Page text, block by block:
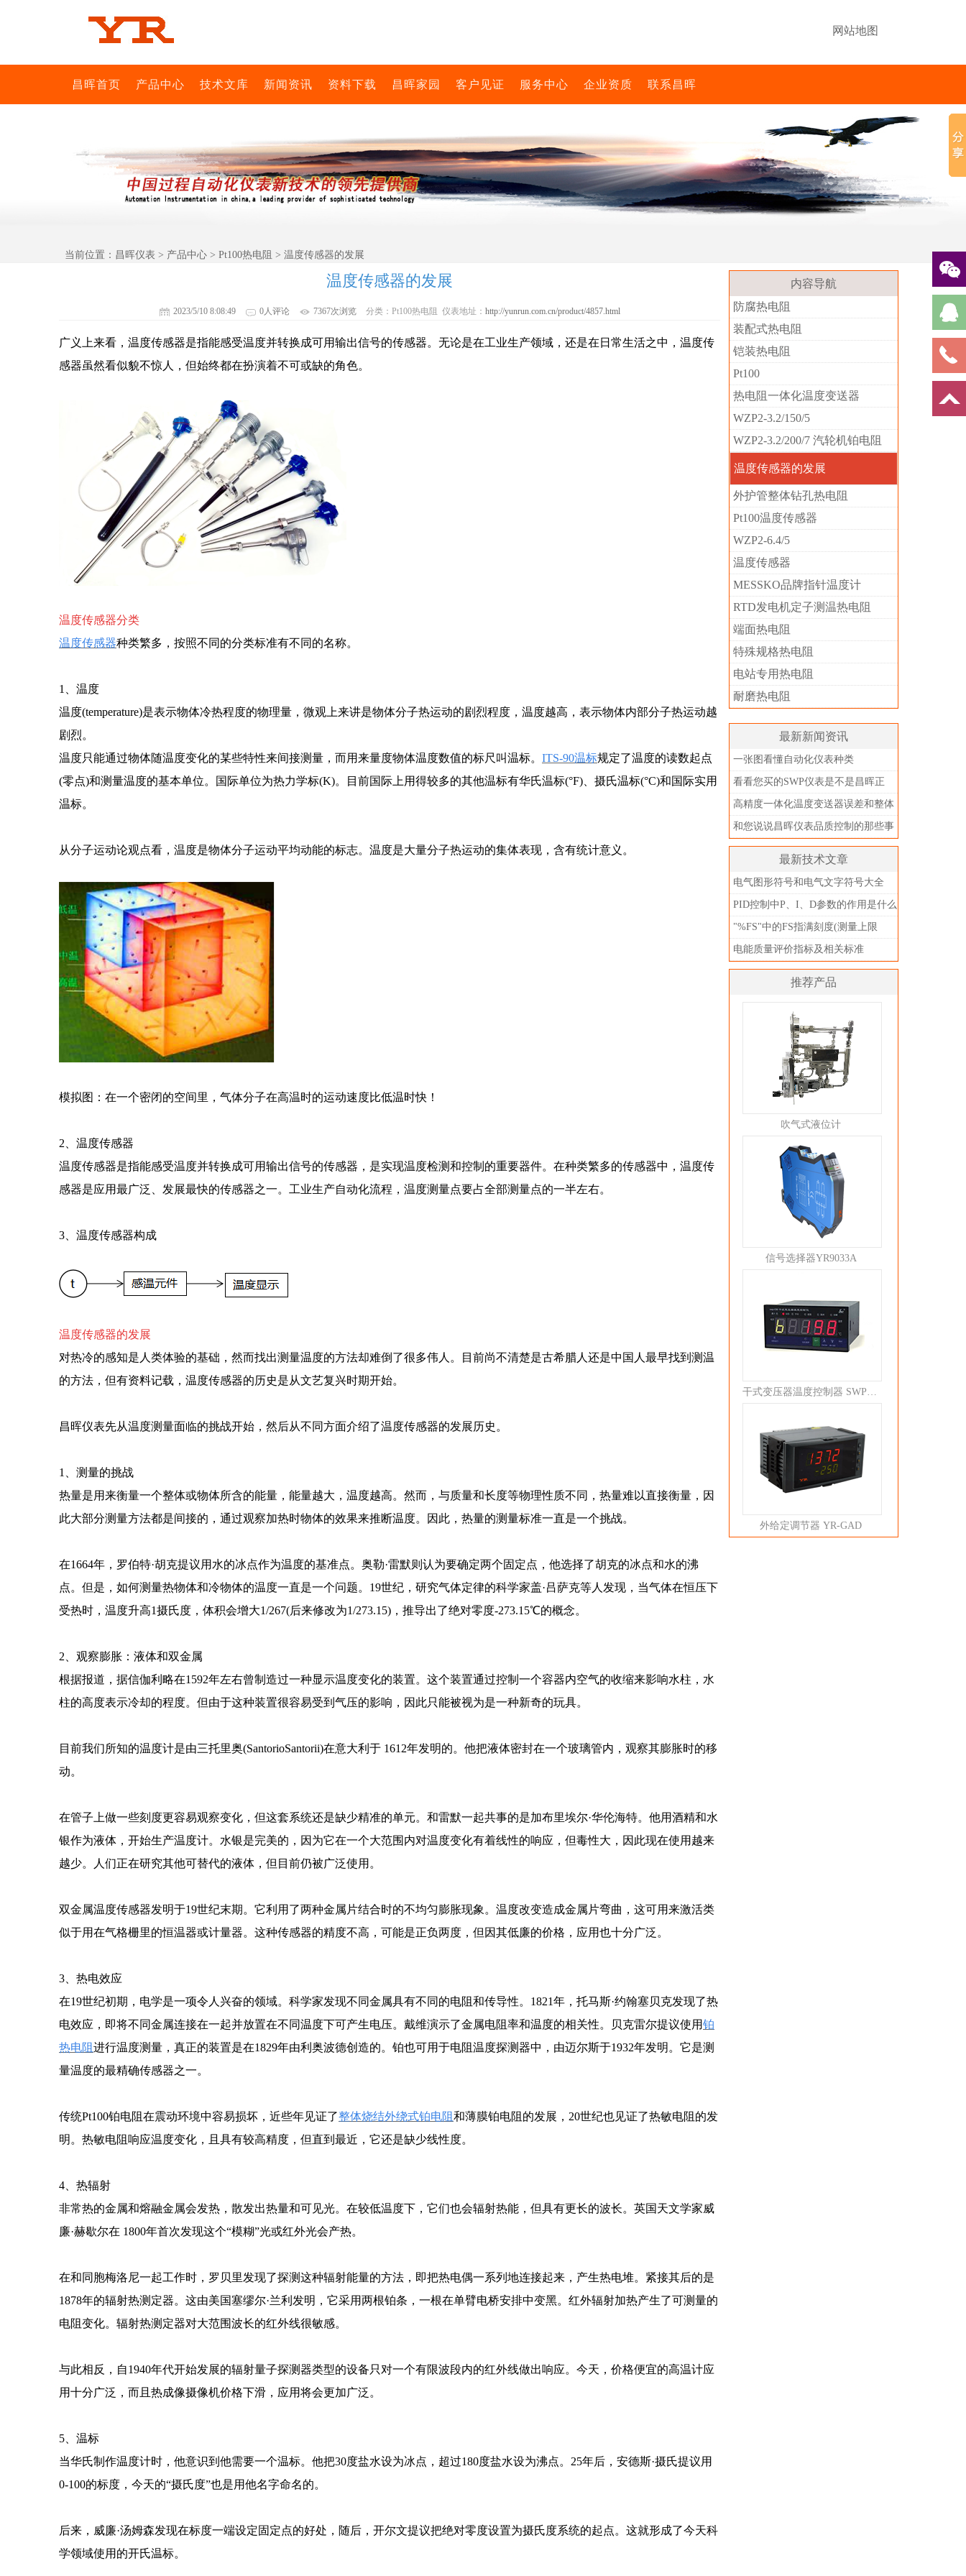
网站地图
昌晖首页 产品中心 技术文库 新闻资讯 资料下载 昌晖家园 客户见证 服务中心 企业资质 联系昌晖
当前位置： 昌晖仪表 > 产品中心 > Pt100热电阻 > 温度传感器的发展
温度传感器的发展
2023/5/10 8:08:49 0人评论 7367次浏览 分类：Pt100热电阻 仪表地址：http://yunrun.com.cn/product/4857.html
广义上来看，温度传感器是指能感受温度并转换成可用输出信号的传感器。无论是在工业生产领域，还是在日常生活之中，温度传
感器虽然看似貌不惊人，但始终都在扮演着不可或缺的角色。
温度传感器分类
温度传感器种类繁多，按照不同的分类标准有不同的名称。
1、温度
温度(temperature)是表示物体冷热程度的物理量，微观上来讲是物体分子热运动的剧烈程度，温度越高，表示物体内部分子热运动越
剧烈。
温度只能通过物体随温度变化的某些特性来间接测量，而用来量度物体温度数值的标尺叫温标。 ITS-90温标规定了温度的读数起点
(零点)和测量温度的基本单位。国际单位为热力学标(K)。目前国际上用得较多的其他温标有华氏温标(°F)、摄氏温标(°C)和国际实用
温标。
从分子运动论观点看，温度是物体分子运动平均动能的标志。温度是大量分子热运动的集体表现，含有统计意义。
模拟图：在一个密闭的空间里，气体分子在高温时的运动速度比低温时快！
2、温度传感器
温度传感器是指能感受温度并转换成可用输出信号的传感器，是实现温度检测和控制的重要器件。在种类繁多的传感器中，温度传
感器是应用最广泛、发展最快的传感器之一。工业生产自动化流程，温度测量点要占全部测量点的一半左右。
3、温度传感器构成
温度传感器的发展
对热冷的感知是人类体验的基础，然而找出测量温度的方法却难倒了很多伟人。目前尚不清楚是古希腊人还是中国人最早找到测温
的方法，但有资料记载，温度传感器的历史是从文艺复兴时期开始。
昌晖仪表先从温度测量面临的挑战开始，然后从不同方面介绍了温度传感器的发展历史。
1、测量的挑战
热量是用来衡量一个整体或物体所含的能量，能量越大，温度越高。然而，与质量和长度等物理性质不同，热量难以直接衡量，因
此大部分测量方法都是间接的，通过观察加热时物体的效果来推断温度。因此，热量的测量标准一直是一个挑战。
在1664年，罗伯特·胡克提议用水的冰点作为温度的基准点。奥勒·雷默则认为要确定两个固定点，他选择了胡克的冰点和水的沸
点。但是，如何测量热物体和冷物体的温度一直是一个问题。19世纪，研究气体定律的科学家盖·吕萨克等人发现，当气体在恒压下
受热时，温度升高1摄氏度，体积会增大1/267(后来修改为1/273.15)，推导出了绝对零度-273.15℃的概念。
2、观察膨胀：液体和双金属
根据报道，据信伽利略在1592年左右曾制造过一种显示温度变化的装置。这个装置通过控制一个容器内空气的收缩来影响水柱，水
柱的高度表示冷却的程度。但由于这种装置很容易受到气压的影响，因此只能被视为是一种新奇的玩具。
目前我们所知的温度计是由三托里奥(SantorioSantorii)在意大利于 1612年发明的。他把液体密封在一个玻璃管内，观察其膨胀时的移
动。
在管子上做一些刻度更容易观察变化，但这套系统还是缺少精准的单元。和雷默一起共事的是加布里埃尔·华伦海特。他用酒精和水
银作为液体，开始生产温度计。水银是完美的，因为它在一个大范围内对温度变化有着线性的响应，但毒性大，因此现在使用越来
越少。人们正在研究其他可替代的液体，但目前仍被广泛使用。
双金属温度传感器发明于19世纪末期。它利用了两种金属片结合时的不均匀膨胀现象。温度改变造成金属片弯曲，这可用来激活类
似于用在气格栅里的恒温器或计量器。这种传感器的精度不高，可能是正负两度，但因其低廉的价格，应用也十分广泛。
3、热电效应
在19世纪初期，电学是一项令人兴奋的领域。科学家发现不同金属具有不同的电阻和传导性。1821年，托马斯·约翰塞贝克发现了热
电效应，即将不同金属连接在一起并放置在不同温度下可产生电压。戴维演示了金属电阻率和温度的相关性。贝克雷尔提议使用铂
热电阻进行温度测量，真正的装置是在1829年由利奥波德创造的。铂也可用于电阻温度探测器中，由迈尔斯于1932年发明。它是测
量温度的最精确传感器之一。
传统Pt100铂电阻在震动环境中容易损坏，近些年见证了整体烧结外绕式铂电阻和薄膜铂电阻的发展，20世纪也见证了热敏电阻的发
明。热敏电阻响应温度变化，且具有较高精度，但直到最近，它还是缺少线性度。
4、热辐射
非常热的金属和熔融金属会发热，散发出热量和可见光。在较低温度下，它们也会辐射热能，但具有更长的波长。英国天文学家威
廉·赫歇尔在 1800年首次发现这个“模糊”光或红外光会产热。
在和同胞梅洛尼一起工作时，罗贝里发现了探测这种辐射能量的方法，即把热电偶一系列地连接起来，产生热电堆。紧接其后的是
1878年的辐射热测定器。这由美国塞缪尔·兰利发明，它采用两根铂条，一根在单臂电桥安排中变黑。红外辐射加热产生了可测量的
电阻变化。辐射热测定器对大范围波长的红外线很敏感。
与此相反，自1940年代开始发展的辐射量子探测器类型的设备只对一个有限波段内的红外线做出响应。今天，价格便宜的高温计应
用十分广泛，而且热成像摄像机价格下滑，应用将会更加广泛。
5、温标
当华氏制作温度计时，他意识到他需要一个温标。他把30度盐水设为冰点，超过180度盐水设为沸点。25年后，安德斯·摄氏提议用
0-100的标度，今天的“摄氏度”也是用他名字命名的。
后来，威廉·汤姆森发现在标度一端设定固定点的好处，随后，开尔文提议把绝对零度设置为摄氏度系统的起点。这就形成了今天科
学领域使用的开氏温标。
内容导航
防腐热电阻
装配式热电阻
铠装热电阻
Pt100
热电阻一体化温度变送器
WZP2-3.2/150/5
WZP2-3.2/200/7 汽轮机铂电阻
温度传感器的发展
外护管整体钻孔热电阻
Pt100温度传感器
WZP2-6.4/5
温度传感器
MESSKO品牌指针温度计
RTD发电机定子测温热电阻
端面热电阻
特殊规格热电阻
电站专用热电阻
耐磨热电阻
最新新闻资讯
一张图看懂自动化仪表种类
看看您买的SWP仪表是不是昌晖正
品？别被忽悠了
高精度一体化温度变送器误差和整体
精度
和您说说昌晖仪表品质控制的那些事
儿
最新技术文章
电气图形符号和电气文字符号大全
PID控制中P、I、D参数的作用是什么
"%FS"中的FS指满刻度(测量上限
值)，不是指满量程
电能质量评价指标及相关标准
推荐产品
吹气式液位计
信号选择器YR9033A
干式变压器温度控制器 SWP-C80
外给定调节器 YR-GAD